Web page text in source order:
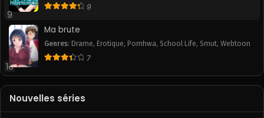
9
9
10
Ma brute
Genres: Drame, Erotique, Pornhwa, School Life, Smut, Webtoon
7
Nouvelles séries